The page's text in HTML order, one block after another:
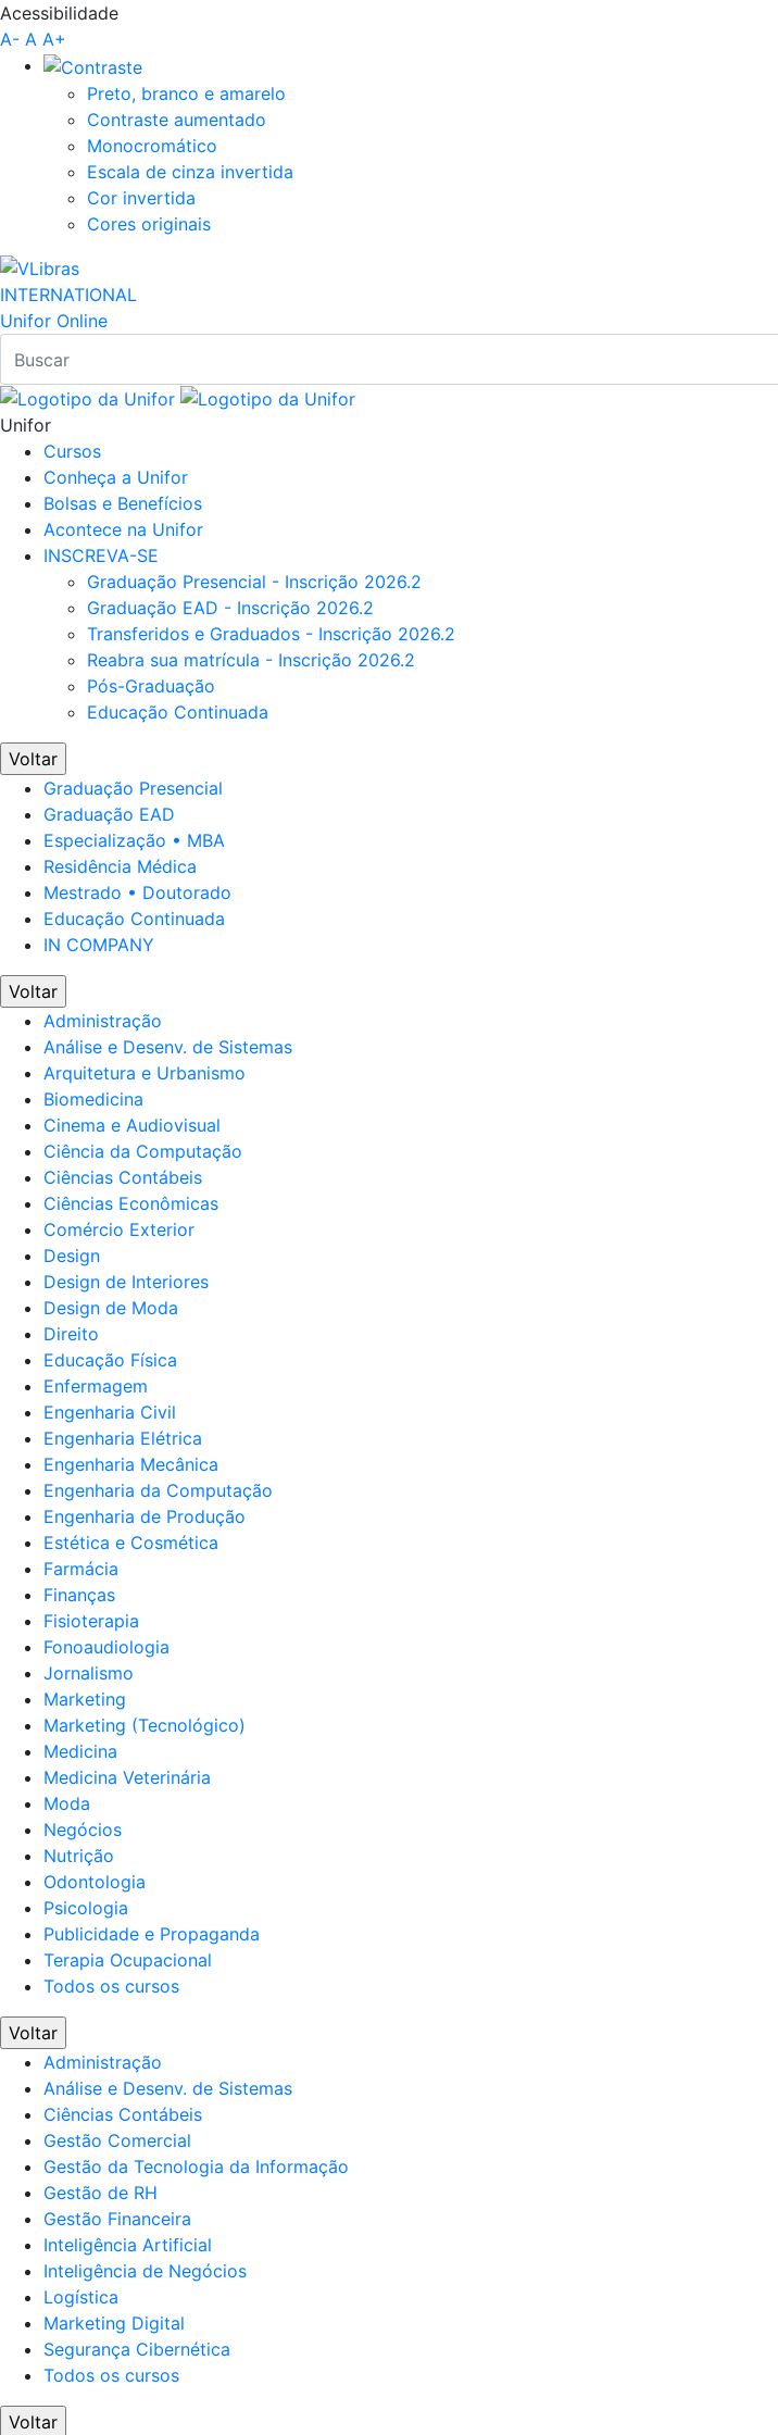
Pular para o Conteúdo principal
Acessibilidade
A- A A+
Preto, branco e amarelo
Contraste aumentado
Monocromático
Escala de cinza invertida
Cor invertida
Cores originais
INTERNATIONAL
Unifor Online
Unifor
Cursos
Conheça a Unifor
Bolsas e Benefícios
Acontece na Unifor
INSCREVA-SE
Graduação Presencial - Inscrição 2026.2
Graduação EAD - Inscrição 2026.2
Transferidos e Graduados - Inscrição 2026.2
Reabra sua matrícula - Inscrição 2026.2
Pós-Graduação
Educação Continuada
Voltar
Graduação Presencial
Graduação EAD
Especialização • MBA
Residência Médica
Mestrado • Doutorado
Educação Continuada
IN COMPANY
Voltar
Administração
Análise e Desenv. de Sistemas
Arquitetura e Urbanismo
Biomedicina
Cinema e Audiovisual
Ciência da Computação
Ciências Contábeis
Ciências Econômicas
Comércio Exterior
Design
Design de Interiores
Design de Moda
Direito
Educação Física
Enfermagem
Engenharia Civil
Engenharia Elétrica
Engenharia Mecânica
Engenharia da Computação
Engenharia de Produção
Estética e Cosmética
Farmácia
Finanças
Fisioterapia
Fonoaudiologia
Jornalismo
Marketing
Marketing (Tecnológico)
Medicina
Medicina Veterinária
Moda
Negócios
Nutrição
Odontologia
Psicologia
Publicidade e Propaganda
Terapia Ocupacional
Todos os cursos
Voltar
Administração
Análise e Desenv. de Sistemas
Ciências Contábeis
Gestão Comercial
Gestão da Tecnologia da Informação
Gestão de RH
Gestão Financeira
Inteligência Artificial
Inteligência de Negócios
Logística
Marketing Digital
Segurança Cibernética
Todos os cursos
Voltar